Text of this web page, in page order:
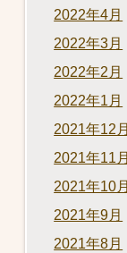
2022年4月
2022年3月
2022年2月
2022年1月
2021年12月
2021年11月
2021年10月
2021年9月
2021年8月